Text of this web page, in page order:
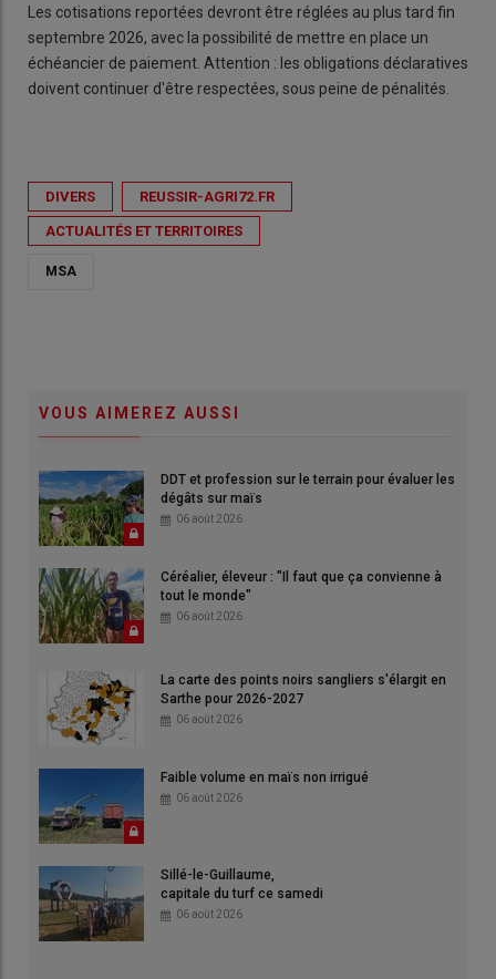
Les cotisations reportées devront être réglées au plus tard fin
septembre 2026, avec la possibilité de mettre en place un
échéancier de paiement. Attention : les obligations déclaratives
doivent continuer d'être respectées, sous peine de pénalités.
DIVERS REUSSIR-AGRI72.FR
ACTUALITÉS ET TERRITOIRES
MSA
VOUS AIMEREZ AUSSI
DDT et profession sur le terrain pour évaluer les
dégâts sur maïs
06 août 2026
Céréalier, éleveur : "Il faut que ça convienne à
tout le monde"
06 août 2026
La carte des points noirs sangliers s'élargit en
Sarthe pour 2026-2027
06 août 2026
Faible volume en maïs non irrigué
06 août 2026
Sillé-le-Guillaume,
capitale du turf ce samedi
06 août 2026